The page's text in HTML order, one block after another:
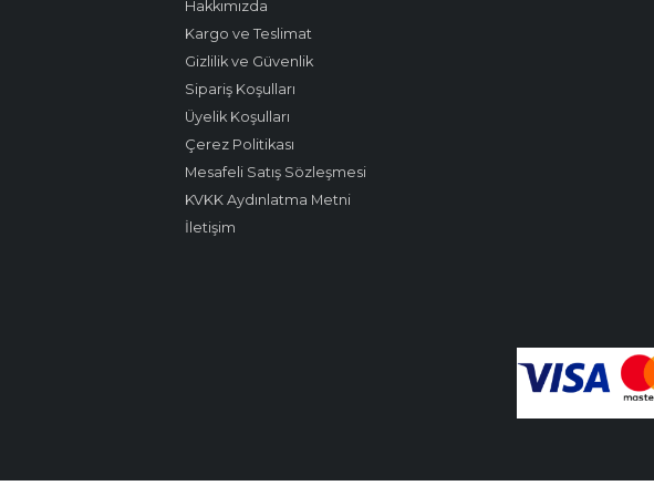
Hakkımızda
Kargo ve Teslimat
Gizlilik ve Güvenlik
Sipariş Koşulları
Üyelik Koşulları
Çerez Politikası
Mesafeli Satış Sözleşmesi
KVKK Aydınlatma Metni
İletişim